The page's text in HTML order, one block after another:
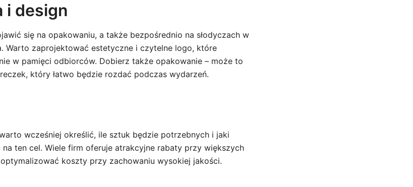
i design
się na opakowaniu, a także bezpośrednio na słodyczach w
Warto zaprojektować estetyczne i czytelne logo, które
w pamięci odbiorców. Dobierz także opakowanie – może to
który łatwo będzie rozdać podczas wydarzeń.
wcześniej określić, ile sztuk będzie potrzebnych i jaki
ten cel. Wiele firm oferuje atrakcyjne rabaty przy większych
koszty przy zachowaniu wysokiej jakości.